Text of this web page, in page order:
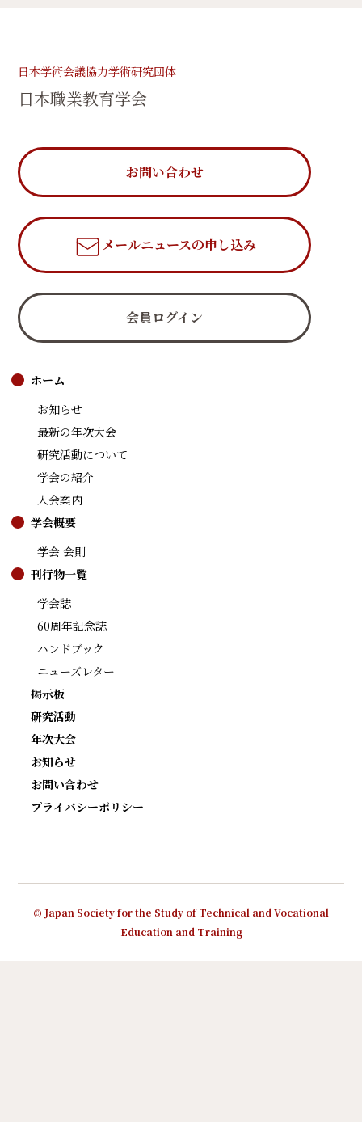
日本学術会議協力学術研究団体
日本職業教育学会
お問い合わせ
メールニュースの申し込み
会員ログイン
ホーム
お知らせ
最新の年次大会
研究活動について
学会の紹介
入会案内
学会概要
学会 会則
刊行物一覧
学会誌
60周年記念誌
ハンドブック
ニューズレター
掲示板
研究活動
年次大会
お知らせ
お問い合わせ
プライバシーポリシー
© Japan Society for the Study of Technical and Vocational
Education and Training